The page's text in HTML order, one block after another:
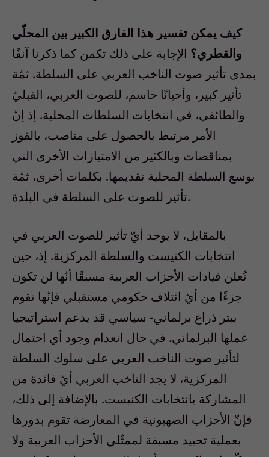
كيف يمكن تفسير هذا الفارق الكبير بين المحلّي
والقطري؟ الإجابة على ذلك تكمن كما ذكرنا آنفًا
بمدى تأثير صوت الناخب العربي على السلطة. ثمّة
تأثير كبير، وأحيانًا حاسم، للصوت العربي، القبليّ
والطائفي، في انتخابات السلطات المحلية. إذ إنّ
الأمر مرتبط بالحصول على مناصب، بالفوز
بمناقصات وبالكثير من الامتيازات الأخرى التي
بوسع السلطة المحلية تقديمها. بكلمات أخرى، ثمّة
تأثير للصوت على السلطة في البلدة.
بالمقابل، لا يوجد أيّ تأثير للصوت العربي في
انتخابات الكنيست والسلطة المركزية. إذ، حين
تُعلن قيادات الأحزاب العربية مسبقًا أنّها لن تكون
جزءًا من أيّ ائتلاف حكومي مستقبلي فإنّها تقوم
ببتر ذراع برلماني- سياسي قد يدعم استراتيجيا
عملها البرلماني. في حال انعدام وجود أي احتمال
لتأثير صوت الناخب العربي على سلوك السلطة
المركزية، لا يجد الناخب العربي أيّ فائدة من
المشاركة بانتخابات الكنيست. بالإضافة إلى ذلك،
فإنّ الأحزاب الصهيونية في المعارضة تقوم بدورها
بعملية تحييد مسبقة لممثّلي الأحزاب العربية ولا